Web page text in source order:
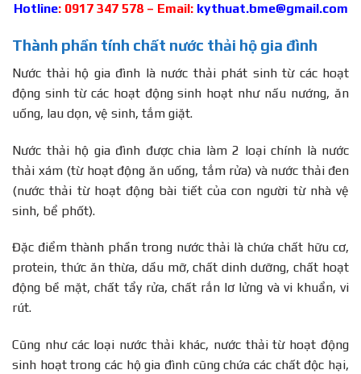
Hotline: 0917 347 578 – Email: kythuat.bme@gmail.com
Thành phần tính chất nước thải hộ gia đình
Nước thải hộ gia đình là nước thải phát sinh từ các hoạt
động sinh từ các hoạt động sinh hoạt như nấu nướng, ăn
uống, lau dọn, vệ sinh, tắm giặt.
Nước thải hộ gia đình được chia làm 2 loại chính là nước
thải xám (từ hoạt động ăn uống, tắm rửa) và nước thải đen
(nước thải từ hoạt động bài tiết của con người từ nhà vệ
sinh, bể phốt).
Đặc điểm thành phần trong nước thải là chứa chất hữu cơ,
protein, thức ăn thừa, dầu mỡ, chất dinh dưỡng, chất hoạt
động bề mặt, chất tẩy rửa, chất rắn lơ lửng và vi khuẩn, vi
rút.
Cũng như các loại nước thải khác, nước thải từ hoạt động
sinh hoạt trong các hộ gia đình cũng chứa các chất độc hại,